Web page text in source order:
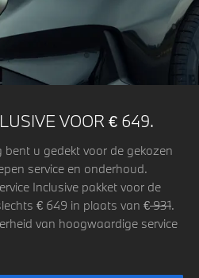
VOOR € 649.
u gedekt voor de gekozen
service en onderhoud.
Inclusive pakket voor de
€ 649 in plaats van €931.
van hoogwaardige service